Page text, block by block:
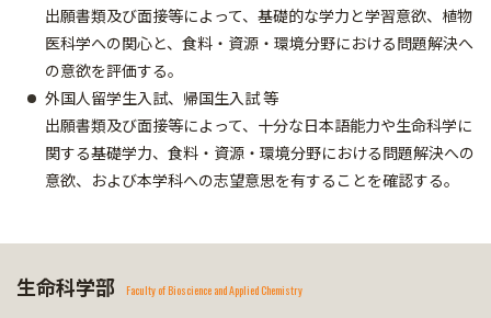
出願書類及び面接等によって、基礎的な学力と学習意欲、植物
医科学への関心と、食料・資源・環境分野における問題解決へ
の意欲を評価する。
外国人留学生入試、帰国生入試 等
出願書類及び面接等によって、十分な日本語能力や生命科学に
関する基礎学力、食料・資源・環境分野における問題解決への
意欲、および本学科への志望意思を有することを確認する。
生命科学部 Faculty of Bioscience and Applied Chemistry